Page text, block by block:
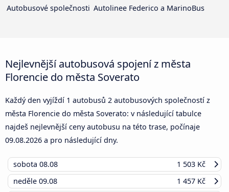
Autobusové společnosti Autolinee Federico a MarinoBus
Nejlevnější autobusová spojení z města
Florencie do města Soverato
Každý den vyjíždí 1 autobusů 2 autobusových společností z
města Florencie do města Soverato: v následující tabulce
najdeš nejlevnější ceny autobusu na této trase, počínaje
09.08.2026 a pro následující dny.
sobota 08.08
1 503 Kč
neděle 09.08
1 457 Kč